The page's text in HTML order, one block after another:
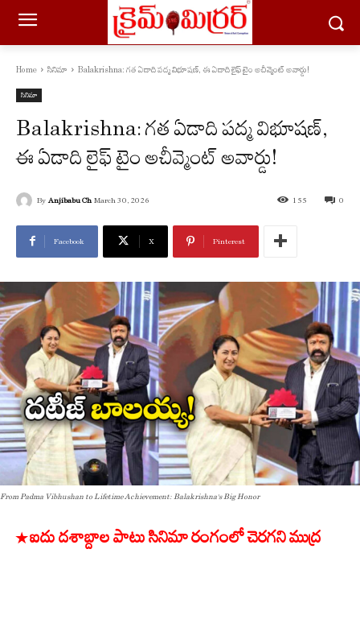
Home సినిమా Balakrishna: గత ఏడాది పద్మ విభూషణ్, ఈ ఏడాది లైఫ్ టైం అచీవ్మెంట్ అవార్డు!
సినిమా
Balakrishna: గత ఏడాది పద్మ విభూషణ్,
ఈ ఏడాది లైఫ్ టైం అచీవ్మెంట్ అవార్డు!
By Anjibabu Ch March 30, 2026 0
155
Facebook X Pinterest
From Padma Vibhushan to Lifetime Achievement: Balakrishna’s Big Honor
* ఐదు దశాబ్దాల పాటు సినిమా రంగంలో చెరగని ముద్ర